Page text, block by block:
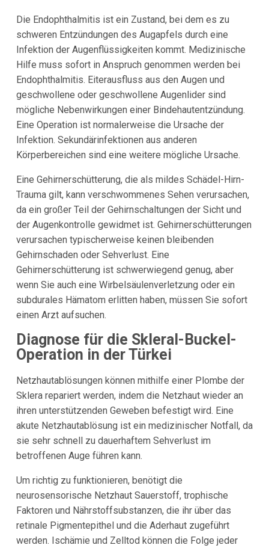
Die Endophthalmitis ist ein Zustand, bei dem es zu
schweren Entzündungen des Augapfels durch eine
Infektion der Augenflüssigkeiten kommt. Medizinische
Hilfe muss sofort in Anspruch genommen werden bei
Endophthalmitis. Eiterausfluss aus den Augen und
geschwollene oder geschwollene Augenlider sind
mögliche Nebenwirkungen einer Bindehautentzündung.
Eine Operation ist normalerweise die Ursache der
Infektion. Sekundärinfektionen aus anderen
Körperbereichen sind eine weitere mögliche Ursache.
Eine Gehirnerschütterung, die als mildes Schädel-Hirn-
Trauma gilt, kann verschwommenes Sehen verursachen,
da ein großer Teil der Gehirnschaltungen der Sicht und
der Augenkontrolle gewidmet ist. Gehirnerschütterungen
verursachen typischerweise keinen bleibenden
Gehirnschaden oder Sehverlust. Eine
Gehirnerschütterung ist schwerwiegend genug, aber
wenn Sie auch eine Wirbelsäulenverletzung oder ein
subdurales Hämatom erlitten haben, müssen Sie sofort
einen Arzt aufsuchen.
Diagnose für die Skleral-Buckel-
Operation in der Türkei
Netzhautablösungen können mithilfe einer Plombe der
Sklera repariert werden, indem die Netzhaut wieder an
ihren unterstützenden Geweben befestigt wird. Eine
akute Netzhautablösung ist ein medizinischer Notfall, da
sie sehr schnell zu dauerhaftem Sehverlust im
betroffenen Auge führen kann.
Um richtig zu funktionieren, benötigt die
neurosensorische Netzhaut Sauerstoff, trophische
Faktoren und Nährstoffsubstanzen, die ihr über das
retinale Pigmentepithel und die Aderhaut zugeführt
werden. Ischämie und Zelltod können die Folge jeder